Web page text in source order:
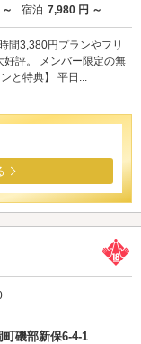
宿泊 7,980 円 ～
間3,380円プランやフリ
評。 メンバー限定の無
と特典】 平日...
のうち3.5
磯部新保6-4-1